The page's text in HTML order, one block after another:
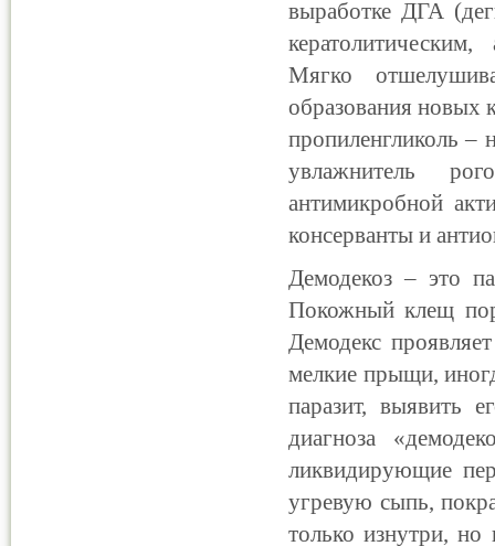
выработке ДГА
Мягко
образования новых
пропиленгликоль –
увлажнитель
антимикробной
консерванты и
Демодекоз – это
Покожный клещ
Демодекс
мелкие прыщи,
паразит, выявить
диагноза
ликвидирующие
угревую сыпь,
только изнутри,